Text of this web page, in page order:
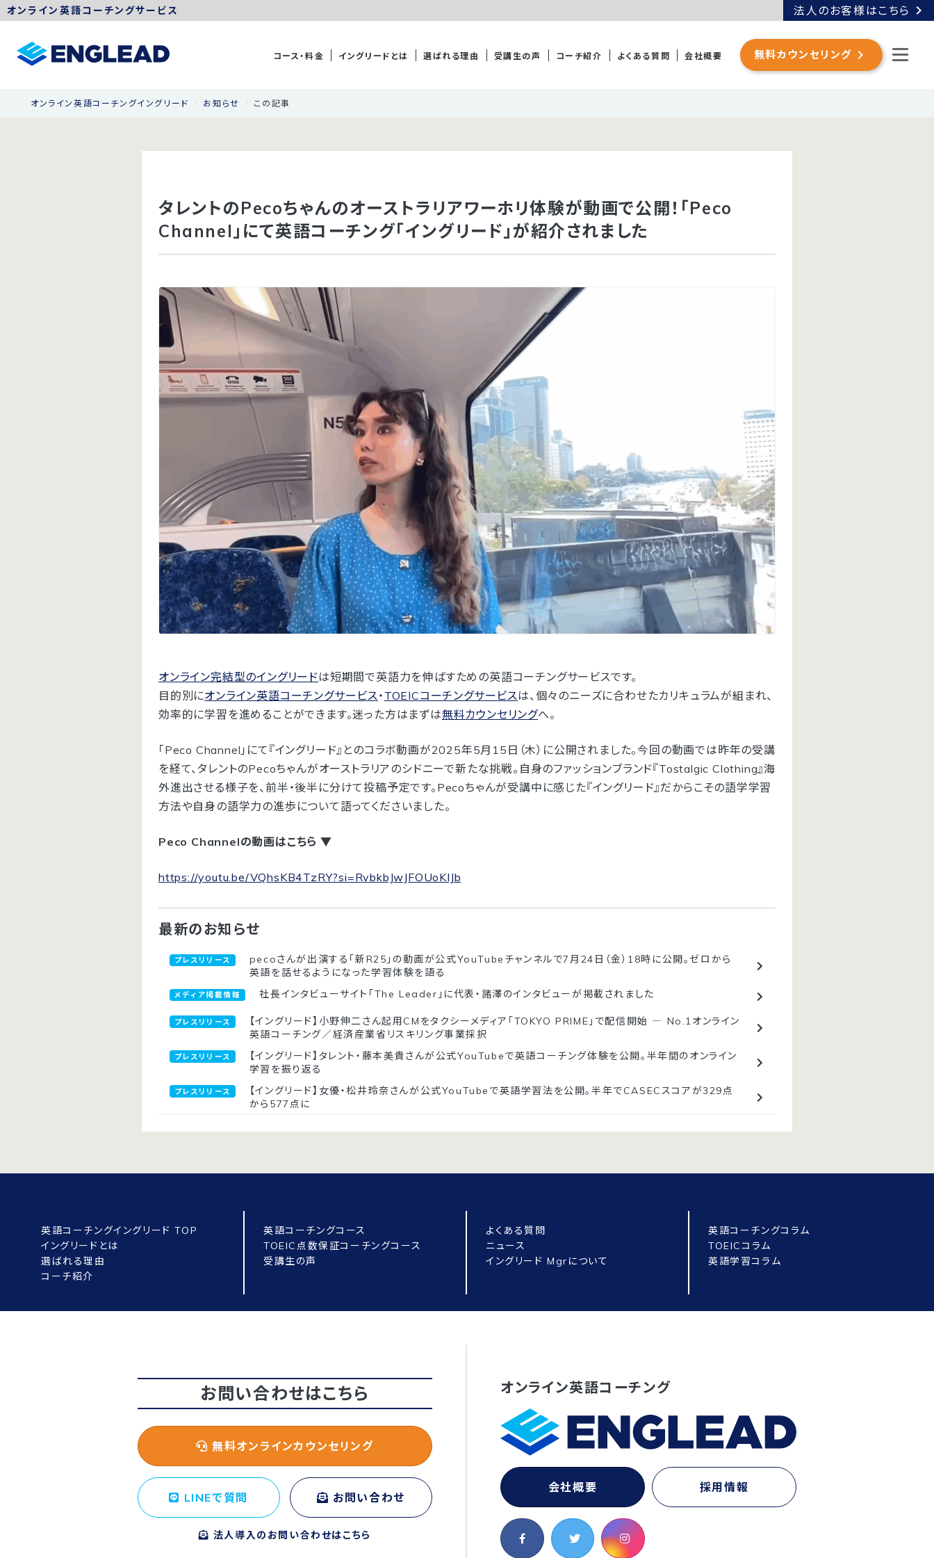
オンライン英語コーチングサービス 法人のお客様はこちら chevron_right
コース・料金 イングリードとは 選ばれる理由 受講生の声 コーチ紹介 よくある質問 会社概要 無料カウンセリング chevron_right
オンライン英語コーチングイングリード お知らせ この記事
タレントのPecoちゃんのオーストラリアワーホリ体験が動画で公開！「Peco
Channel」にて英語コーチング「イングリード」が紹介されました
オンライン完結型のイングリードは短期間で英語力を伸ばすための英語コーチングサービスです。
目的別にオンライン英語コーチングサービス・ TOEICコーチングサービスは、個々のニーズに合わせたカリキュラムが組まれ、
効率的に学習を進めることができます。迷った方はまずは無料カウンセリングへ。
「Peco Channel」にて『イングリード』とのコラボ動画が2025年5月15日（木）に公開されました。今回の動画では昨年の受講
を経て、タレントのPecoちゃんがオーストラリアのシドニーで新たな挑戦。自身のファッションブランド『Tostalgic Clothing』海
外進出させる様子を、前半・後半に分けて投稿予定です。Pecoちゃんが受講中に感じた『イングリード』だからこその語学学習
方法や自身の語学力の進歩について語ってくださいました。
Peco Channelの動画はこちら ▼
https://youtu.be/VQhsKB4TzRY?si=RvbkbJwJFOUoKIJb
最新のお知らせ
プレスリリース
pecoさんが出演する「新R25」の動画が公式YouTubeチャンネルで7月24日（金）18時に公開。ゼロから
英語を話せるようになった学習体験を語る
メディア掲載情報 社長インタビューサイト「The Leader」に代表・諸澤のインタビューが掲載されました
プレスリリース
【イングリード】小野伸二さん起用CMをタクシーメディア「TOKYO PRIME」で配信開始 ― No.1オンライン
英語コーチング／経済産業省リスキリング事業採択
プレスリリース
【イングリード】タレント・藤本美貴さんが公式YouTubeで英語コーチング体験を公開。半年間のオンライン
学習を振り返る
プレスリリース
【イングリード】女優・松井玲奈さんが公式YouTubeで英語学習法を公開。半年でCASECスコアが329点
から577点に
英語コーチングイングリード TOP
イングリードとは
選ばれる理由
コーチ紹介
英語コーチングコース
TOEIC点数保証コーチングコース
受講生の声
よくある質問
ニュース
イングリード Mgrについて
英語コーチングコラム
TOEICコラム
英語学習コラム
お問い合わせはこちら
無料オンラインカウンセリング
LINEで質問 お問い合わせ
法人導入のお問い合わせはこちら
オンライン英語コーチング
会社概要 採用情報